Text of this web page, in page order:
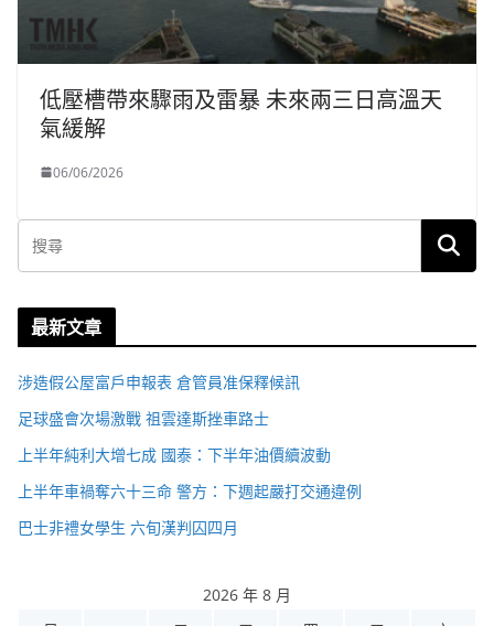
低壓槽帶來驟雨及雷暴 未來兩三日高溫天
氣緩解
06/06/2026
最新文章
涉造假公屋富戶申報表 倉管員准保釋候訊
足球盛會次場激戰 祖雲達斯挫車路士
上半年純利大增七成 國泰：下半年油價續波動
上半年車禍奪六十三命 警方：下週起嚴打交通違例
巴士非禮女學生 六旬漢判囚四月
2026 年 8 月